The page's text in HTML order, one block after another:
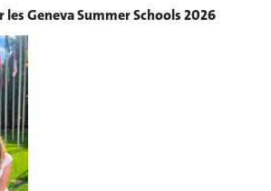
Geneva Summer Schools 2026